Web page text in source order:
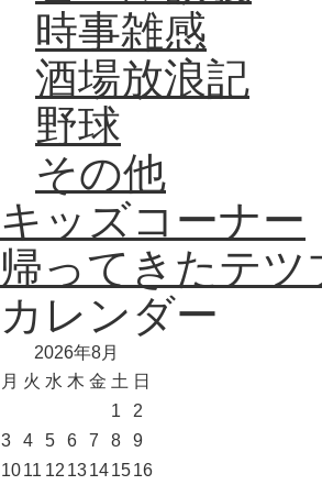
時事雑感
酒場放浪記
野球
その他
キッズコーナー
帰ってきたテツ
カレンダー
2026年8月
月 火 水 木 金 土 日
1
2
3
4 5 6 7 8
9
1011 12 13141516